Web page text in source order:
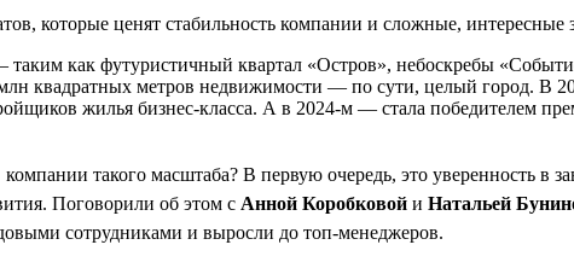
которые ценят стабильность компании и сложные, интересные
как футуристичный квартал «Остров», небоскребы
квадратных метров недвижимости — по сути, целый город. В
жилья бизнес-класса. А в 2024-м — стала победителем
такого масштаба? В первую очередь, это уверенность в
Поговорили об этом с Анной Коробковой и Натальей
сотрудниками и выросли до топ-менеджеров.